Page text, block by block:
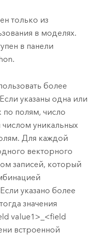
только из
в моделях.
в панели
.
более
указаны одна или
по полям, число
уникальных
Для каждой
векторного
записей, который
указано более
значения
value1>_<field
встроенной